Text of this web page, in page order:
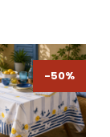
-50%